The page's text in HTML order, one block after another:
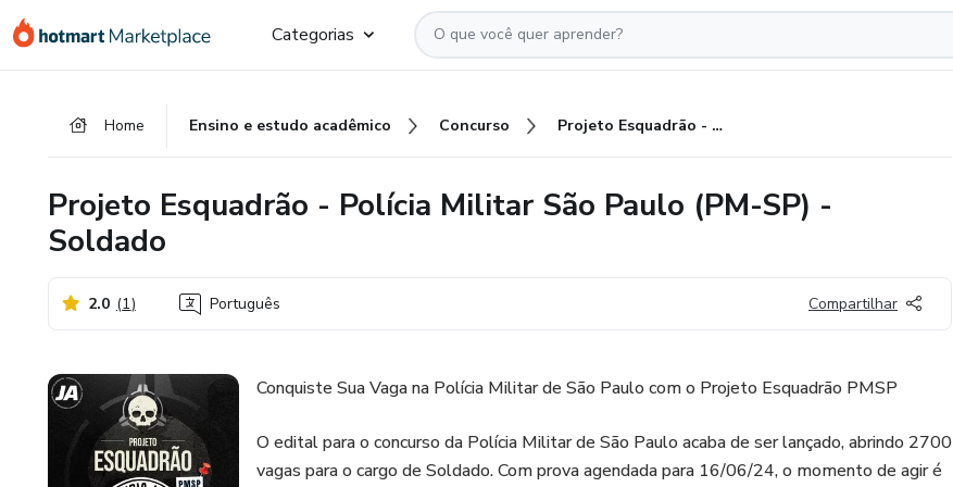
para
para
para
Categorias
Home Ensino e estudo acadêmico Concurso Projeto Esquadrão - Polícia Militar São Paulo (PM-SP) - Soldado
Projeto Esquadrão - Polícia Militar São Paulo (PM-SP) -
Soldado
2.0 (1) Português Compartilhar
Conquiste Sua Vaga na Polícia Militar de São Paulo com o Projeto Esquadrão PMSP
O edital para o concurso da Polícia Militar de São Paulo acaba de ser lançado, abrindo 2700
vagas para o cargo de Soldado. Com prova agendada para 16/06/24, o momento de agir é